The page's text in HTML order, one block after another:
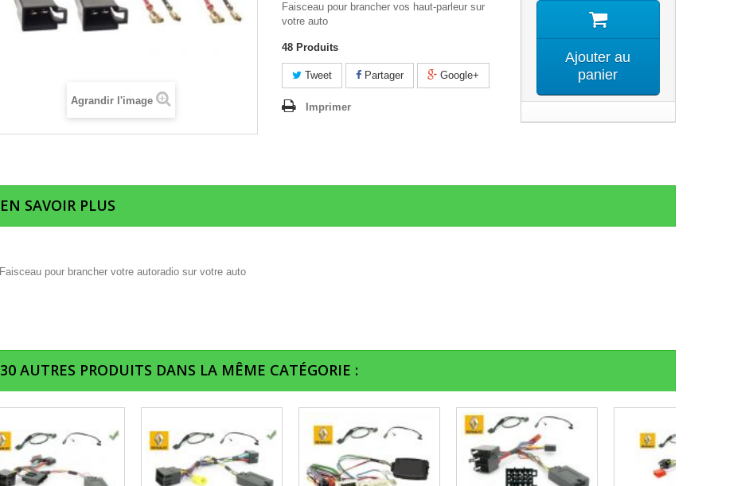
Agrandir l'image
Faisceau pour brancher vos haut-parleur sur
votre auto
48 Produits
Tweet Partager Google+
Imprimer
Ajouter au
panier
EN SAVOIR PLUS
Faisceau pour brancher votre autoradio sur votre auto
30 AUTRES PRODUITS DANS LA MÊME CATÉGORIE :